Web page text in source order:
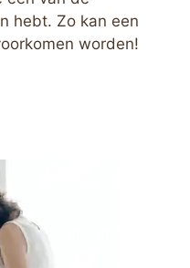
hebt. Zo kan een
worden!